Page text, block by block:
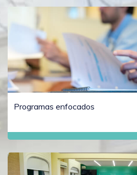
Programas enfocados